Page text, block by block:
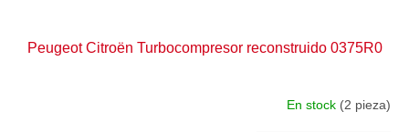
Peugeot Citroën Turbocompresor reconstruido 0375R0
En stock (2 pieza)